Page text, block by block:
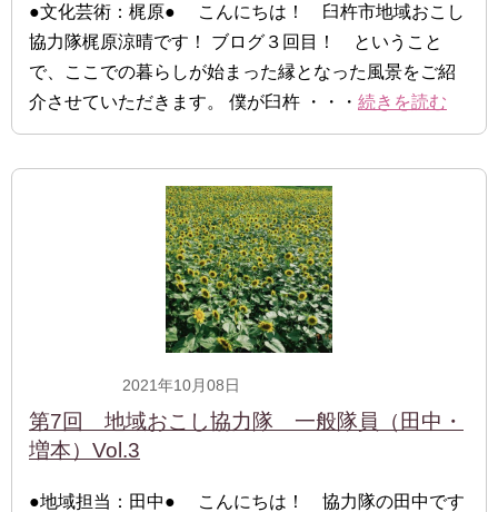
●文化芸術：梶原● こんにちは！ 臼杵市地域おこし
協力隊梶原涼晴です！ ブログ３回目！ ということ
で、ここでの暮らしが始まった縁となった風景をご紹
介させていただきます。 僕が臼杵 ・・・ 続きを読む
2021年10月08日
第7回 地域おこし協力隊 一般隊員（田中・
増本）Vol.3
●地域担当：田中● こんにちは！ 協力隊の田中です